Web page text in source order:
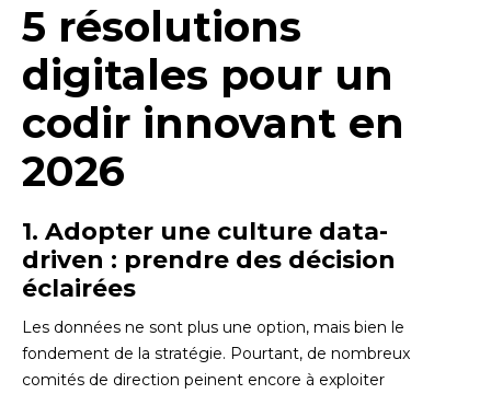
5 résolutions
digitales pour un
codir innovant en
2026
1. Adopter une culture data-
driven : prendre des décision
éclairées
Les données ne sont plus une option, mais bien le
fondement de la stratégie. Pourtant, de nombreux
comités de direction peinent encore à exploiter